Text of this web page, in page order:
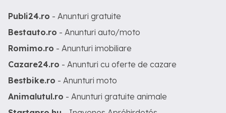
Publi24.ro - Anunturi gratuite
Bestauto.ro - Anunturi auto/moto
Romimo.ro - Anunturi imobiliare
Cazare24.ro - Anunturi cu oferte de cazare
Bestbike.ro - Anunturi moto
Animalutul.ro - Anunturi gratuite animale